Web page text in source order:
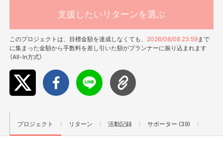
支援したいリターンを選ぶ
このプロジェクトは、目標金額を達成しなくても、 2026/08/08 23:59まで
に集まった金額から手数料を差し引いた額がプランナーに振り込まれます
（All-In方式）
プロジェクト リターン 活動記録 サポーター (39)